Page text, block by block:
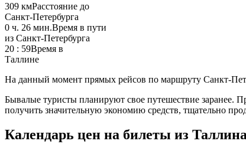
309 кмРасстояние до
Санкт-Петербурга
0 ч. 26 мин.Время в пути
из Санкт-Петербурга
20 : 59Время в
Таллине
На данный момент прямых рейсов по маршруту Санкт-
Бывалые туристы планируют свое путешествие заранее.
получить значительную экономию средств, тщательно
Календарь цен на билеты из